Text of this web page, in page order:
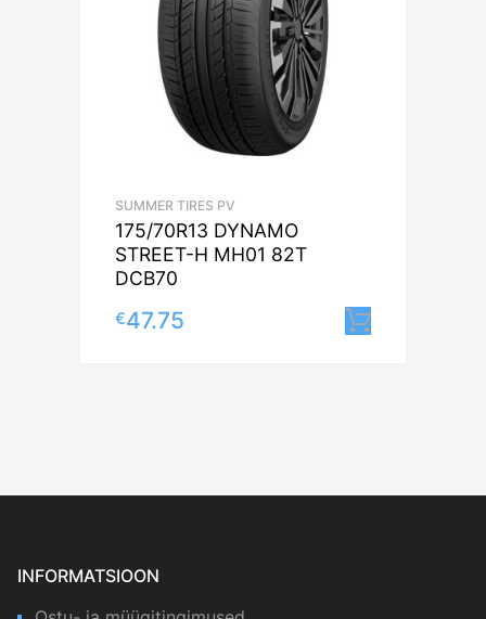
SUMMER TIRES PV
175/70R13 DYNAMO
STREET-H MH01 82T
DCB70
€47.75
INFORMATSIOON